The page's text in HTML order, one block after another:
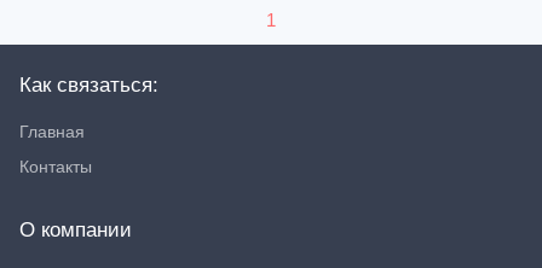
1
Как связаться:
Главная
Контакты
О компании